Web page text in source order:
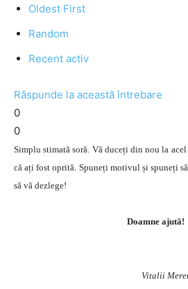
Oldest First
Random
Recent activ
Răspunde la această întrebare
0
0
Simplu stimată soră. Vă duceți din nou la
că ați fost oprită. Spuneți motivul și spuneți
să vă dezlege!
Doamne ajută!
Vitalii